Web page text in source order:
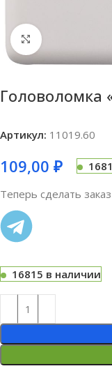
Нажмите,
Головоломка
Артикул: 11019.60
109,00 ₽
Теперь сделать
16815 в наличии